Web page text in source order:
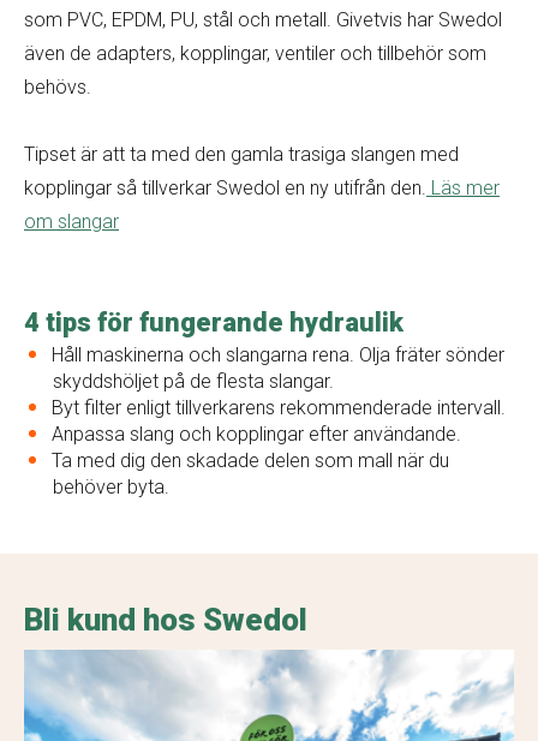
som PVC, EPDM, PU, stål och metall. Givetvis har Swedol
även de adapters, kopplingar, ventiler och tillbehör som
behövs.
Tipset är att ta med den gamla trasiga slangen med
kopplingar så tillverkar Swedol en ny utifrån den. Läs mer
om slangar
4 tips för fungerande hydraulik
Håll maskinerna och slangarna rena. Olja fräter sönder
skyddshöljet på de flesta slangar.
Byt filter enligt tillverkarens rekommenderade intervall.
Anpassa slang och kopplingar efter användande.
Ta med dig den skadade delen som mall när du
behöver byta.
Bli kund hos Swedol